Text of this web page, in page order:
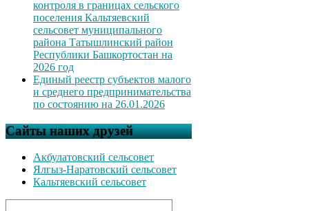
контроля в границах сельского
поселения Кальтяевский
сельсовет муниципального
района Татышлинский район
Республики Башкортостан на
2026 год
Единый реестр субъектов малого
и среднего предпринимательства
по состоянию на 26.01.2026
Сайты наших друзей
Акбулатовский сельсовет
Ялгыз-Наратовский сельсовет
Кальтяевский сельсовет